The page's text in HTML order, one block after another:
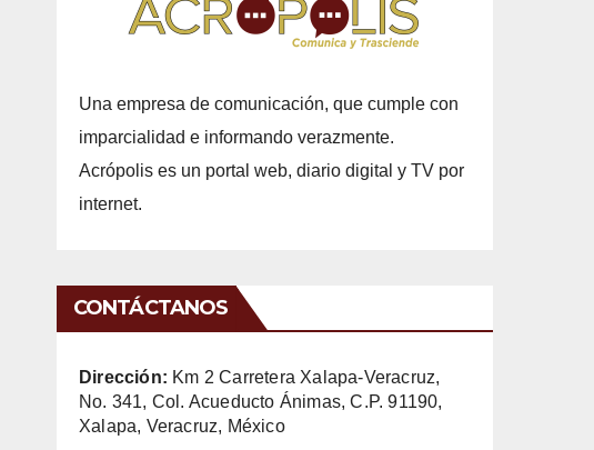
Una empresa de comunicación, que cumple con
imparcialidad e informando verazmente.
Acrópolis es un portal web, diario digital y TV por
internet.
CONTÁCTANOS
Dirección: Km 2 Carretera Xalapa-Veracruz,
No. 341, Col. Acueducto Ánimas, C.P. 91190,
Xalapa, Veracruz, México